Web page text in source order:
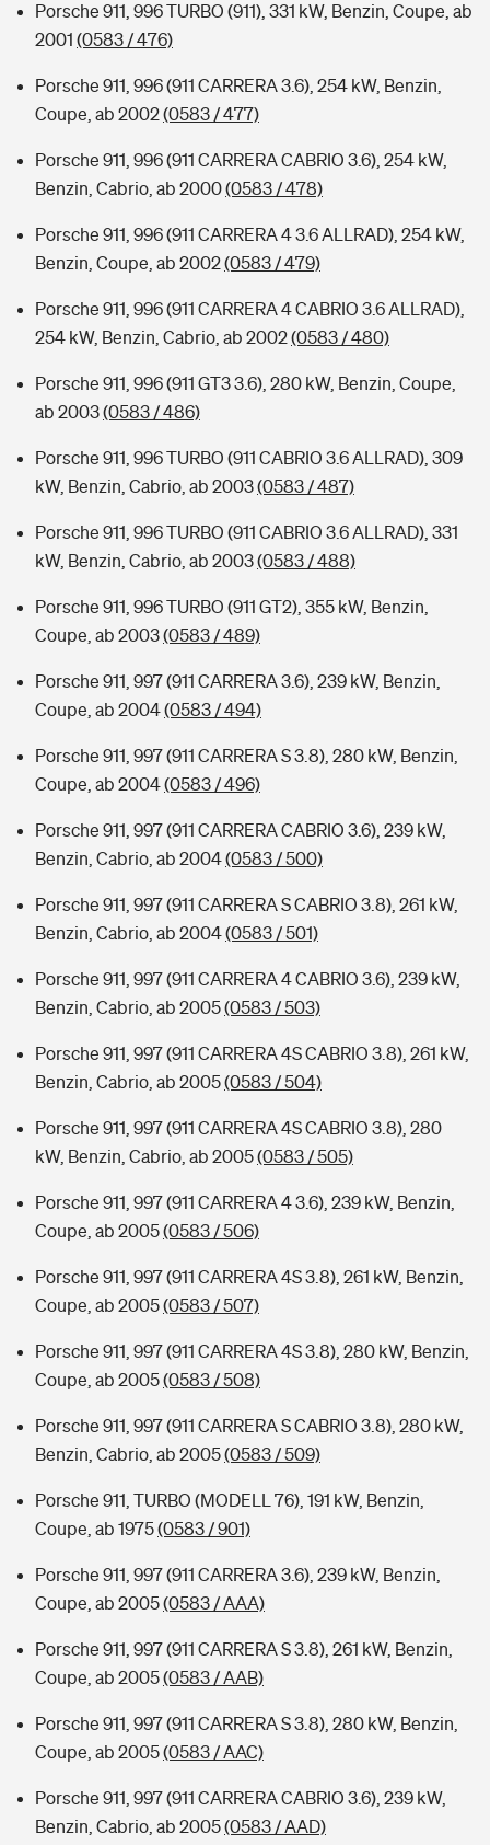
Porsche 911, 996 TURBO (911), 331 kW, Benzin, Coupe, ab
2001 (0583 / 476)
Porsche 911, 996 (911 CARRERA 3.6), 254 kW, Benzin,
Coupe, ab 2002(0583 / 477)
Porsche 911, 996 (911 CARRERA CABRIO 3.6), 254 kW,
Benzin, Cabrio, ab 2000(0583 / 478)
Porsche 911, 996 (911 CARRERA 4 3.6 ALLRAD), 254 kW,
Benzin, Coupe, ab 2002(0583 / 479)
Porsche 911, 996 (911 CARRERA 4 CABRIO 3.6 ALLRAD),
254 kW, Benzin, Cabrio, ab 2002(0583 / 480)
Porsche 911, 996 (911 GT3 3.6), 280 kW, Benzin, Coupe,
ab 2003(0583 / 486)
Porsche 911, 996 TURBO (911 CABRIO 3.6 ALLRAD), 309
kW, Benzin, Cabrio, ab 2003(0583 / 487)
Porsche 911, 996 TURBO (911 CABRIO 3.6 ALLRAD), 331
kW, Benzin, Cabrio, ab 2003(0583 / 488)
Porsche 911, 996 TURBO (911 GT2), 355 kW, Benzin,
Coupe, ab 2003(0583 / 489)
Porsche 911, 997 (911 CARRERA 3.6), 239 kW, Benzin,
Coupe, ab 2004(0583 / 494)
Porsche 911, 997 (911 CARRERA S 3.8), 280 kW, Benzin,
Coupe, ab 2004(0583 / 496)
Porsche 911, 997 (911 CARRERA CABRIO 3.6), 239 kW,
Benzin, Cabrio, ab 2004(0583 / 500)
Porsche 911, 997 (911 CARRERA S CABRIO 3.8), 261 kW,
Benzin, Cabrio, ab 2004(0583 / 501)
Porsche 911, 997 (911 CARRERA 4 CABRIO 3.6), 239 kW,
Benzin, Cabrio, ab 2005(0583 / 503)
Porsche 911, 997 (911 CARRERA 4S CABRIO 3.8), 261 kW,
Benzin, Cabrio, ab 2005(0583 / 504)
Porsche 911, 997 (911 CARRERA 4S CABRIO 3.8), 280
kW, Benzin, Cabrio, ab 2005(0583 / 505)
Porsche 911, 997 (911 CARRERA 4 3.6), 239 kW, Benzin,
Coupe, ab 2005(0583 / 506)
Porsche 911, 997 (911 CARRERA 4S 3.8), 261 kW, Benzin,
Coupe, ab 2005(0583 / 507)
Porsche 911, 997 (911 CARRERA 4S 3.8), 280 kW, Benzin,
Coupe, ab 2005(0583 / 508)
Porsche 911, 997 (911 CARRERA S CABRIO 3.8), 280 kW,
Benzin, Cabrio, ab 2005(0583 / 509)
Porsche 911, TURBO (MODELL 76), 191 kW, Benzin,
Coupe, ab 1975(0583 / 901)
Porsche 911, 997 (911 CARRERA 3.6), 239 kW, Benzin,
Coupe, ab 2005(0583 / AAA)
Porsche 911, 997 (911 CARRERA S 3.8), 261 kW, Benzin,
Coupe, ab 2005(0583 / AAB)
Porsche 911, 997 (911 CARRERA S 3.8), 280 kW, Benzin,
Coupe, ab 2005(0583 / AAC)
Porsche 911, 997 (911 CARRERA CABRIO 3.6), 239 kW,
Benzin, Cabrio, ab 2005(0583 / AAD)